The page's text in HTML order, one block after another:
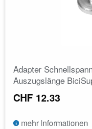
Adapter
Auszugslänge
CHF 12.33
mehr Informationen